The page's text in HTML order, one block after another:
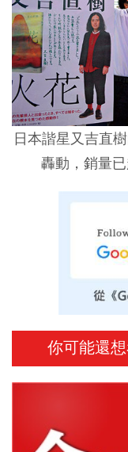
日本諧星又吉直
轟動，銷量
你可能還